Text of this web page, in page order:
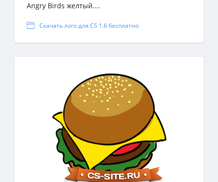
Angry Birds желтый....
Скачать лого для CS 1.6 бесплатно